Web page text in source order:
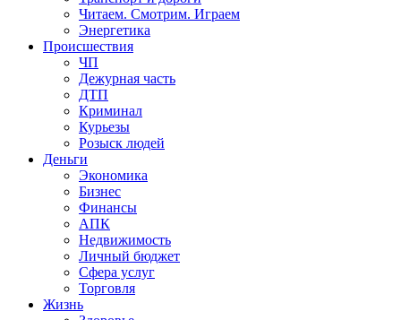
Читаем. Смотрим. Играем
Энергетика
Происшествия
ЧП
Дежурная часть
ДТП
Криминал
Курьезы
Розыск людей
Деньги
Экономика
Бизнес
Финансы
АПК
Недвижимость
Личный бюджет
Сфера услуг
Торговля
Жизнь